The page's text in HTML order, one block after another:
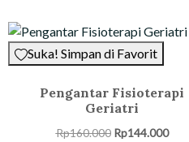
Suka! Simpan di Favorit
Pengantar Fisioterapi
Geriatri
Rp160.000 Rp144.000